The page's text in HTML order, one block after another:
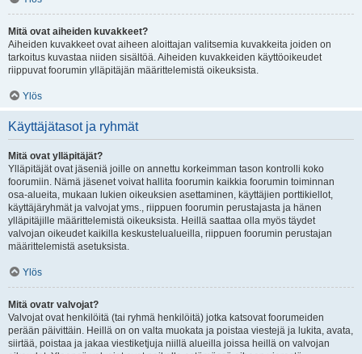
Mitä ovat aiheiden kuvakkeet?
Aiheiden kuvakkeet ovat aiheen aloittajan valitsemia kuvakkeita joiden on
tarkoitus kuvastaa niiden sisältöä. Aiheiden kuvakkeiden käyttöoikeudet
riippuvat foorumin ylläpitäjän määrittelemistä oikeuksista.
Ylös
Käyttäjätasot ja ryhmät
Mitä ovat ylläpitäjät?
Ylläpitäjät ovat jäseniä joille on annettu korkeimman tason kontrolli koko
foorumiin. Nämä jäsenet voivat hallita foorumin kaikkia foorumin toiminnan
osa-alueita, mukaan lukien oikeuksien asettaminen, käyttäjien porttikiellot,
käyttäjäryhmät ja valvojat yms., riippuen foorumin perustajasta ja hänen
ylläpitäjille määrittelemistä oikeuksista. Heillä saattaa olla myös täydet
valvojan oikeudet kaikilla keskustelualueilla, riippuen foorumin perustajan
määrittelemistä asetuksista.
Ylös
Mitä ovatr valvojat?
Valvojat ovat henkilöitä (tai ryhmä henkilöitä) jotka katsovat foorumeiden
perään päivittäin. Heillä on on valta muokata ja poistaa viestejä ja lukita, avata,
siirtää, poistaa ja jakaa viestiketjuja niillä alueilla joissa heillä on valvojan